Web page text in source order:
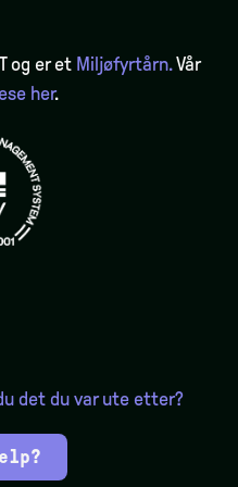
og er et Miljøfyrtårn.Vår
her.
det du var ute etter?